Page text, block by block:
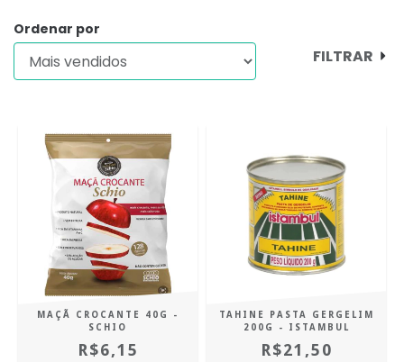
Ordenar por
FILTRAR
MAÇÃ CROCANTE 40G -
SCHIO
R$6,15
TAHINE PASTA GERGELIM
200G - ISTAMBUL
R$21,50